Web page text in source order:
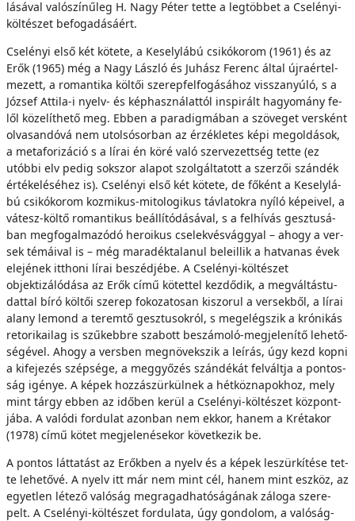
lá­sá­val valószínűleg H. Nagy Pé­ter tet­te a leg­töb­bet a Cselényi-
költészet be­fo­ga­dá­sá­ért.
Cselényi el­ső két kö­te­te, a Ke­sely­lá­bú csi­kó­ko­rom (1961) és az
Erők (1965) még a Nagy Lász­ló és Ju­hász Fe­renc ál­tal új­ra­ér­tel­
me­zett, a ro­man­ti­ka köl­tői sze­rep­fel­fo­gá­sá­hoz vis­­sza­nyú­ló, s a
Jó­zsef Attila-i nyelv- és kép­hasz­ná­lat­tól ins­pi­rált ha­gyo­mány fe­
lől kö­ze­lít­he­tő meg. Eb­ben a pa­ra­dig­má­ban a szö­ve­get vers­ként
ol­va­san­dó­vá nem utol­sósor­ban az ér­zék­le­tes ké­pi meg­ol­dá­sok,
a metaforizáció s a lí­rai én kö­ré va­ló szer­ve­zett­ség tet­te (ez
utób­bi elv pe­dig sok­szor ala­pot szol­gál­ta­tott a szer­zői szán­dék
ér­té­ke­lé­sé­hez is). Cselényi el­ső két kö­te­te, de fő­ként a Ke­sely­lá­
bú csi­kó­ko­rom koz­mi­kus-mi­to­lo­gi­kus táv­la­tok­ra nyí­ló ké­pe­i­vel, a
vá­tesz-köl­tő ro­man­ti­kus be­ál­lí­tó­dá­sá­val, s a fel­hí­vás gesz­tu­sá­
ban meg­fo­gal­ma­zó­dó he­ro­i­kus cse­lek­vés­vág­­gyal – ahogy a ver­
sek té­má­i­val is – még ma­ra­dék­ta­la­nul be­le­il­lik a hat­va­nas évek
ele­jé­nek itt­ho­ni lí­rai be­széd­jé­be. A Cselényi-költészet
objektizálódása az Erők cí­mű kö­tet­tel kez­dő­dik, a meg­vál­tás­tu­
dat­tal bí­ró köl­tői sze­rep fo­ko­za­to­san ki­szo­rul a ver­sek­ből, a lí­rai
alany le­mond a te­rem­tő gesz­tu­sok­ról, s meg­elég­szik a kró­ni­kás
re­to­ri­ka­i­lag is szű­kebb­re sza­bott be­szá­mo­ló-meg­je­le­ní­tő le­he­tő­
sé­gé­vel. Ahogy a vers­ben meg­nö­vek­szik a le­írás, úgy kezd kop­ni
a ki­fe­je­zés szép­sé­ge, a meg­győ­zés szán­dé­kát fel­vált­ja a pon­tos­
ság igé­nye. A ké­pek hoz­zá­szür­kül­nek a hét­köz­nap­ok­hoz, mely
mint tárgy eb­ben az idő­ben ke­rül a Cselényi-költészet köz­pont­
já­ba. A va­ló­di for­du­lat azon­ban nem ek­kor, ha­nem a Kré­ta­kor
(1978) cí­mű kö­tet meg­je­le­né­se­kor kö­vet­ke­zik be.
A pon­tos lát­ta­tást az Erők­ben a nyelv és a ké­pek le­szür­kí­té­se tet­
te le­he­tő­vé. A nyelv itt már nem mint cél, ha­nem mint esz­köz, az
egyet­len lé­te­ző va­ló­ság meg­ra­gad­ha­tó­sá­gá­nak zá­lo­ga sze­re­
pelt. A Cselényi-költészet for­du­la­ta, úgy gon­do­lom, a va­ló­ság­